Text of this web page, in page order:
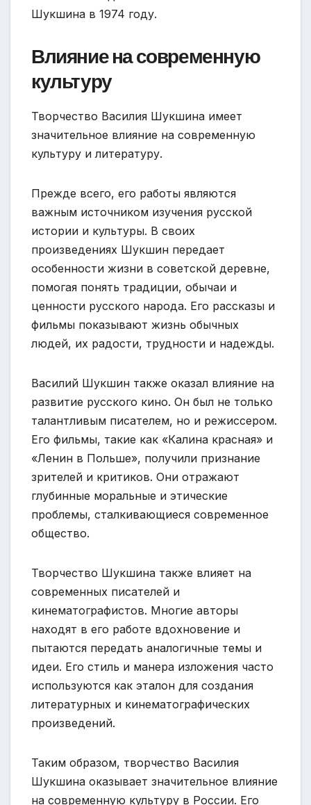
Шукшина в 1974 году.
Влияние на современную
культуру
Творчество Василия Шукшина имеет
значительное влияние на современную
культуру и литературу.
Прежде всего, его работы являются
важным источником изучения русской
истории и культуры. В своих
произведениях Шукшин передает
особенности жизни в советской деревне,
помогая понять традиции, обычаи и
ценности русского народа. Его рассказы и
фильмы показывают жизнь обычных
людей, их радости, трудности и надежды.
Василий Шукшин также оказал влияние на
развитие русского кино. Он был не только
талантливым писателем, но и режиссером.
Его фильмы, такие как «Калина красная» и
«Ленин в Польше», получили признание
зрителей и критиков. Они отражают
глубинные моральные и этические
проблемы, сталкивающиеся современное
общество.
Творчество Шукшина также влияет на
современных писателей и
кинематографистов. Многие авторы
находят в его работе вдохновение и
пытаются передать аналогичные темы и
идеи. Его стиль и манера изложения часто
используются как эталон для создания
литературных и кинематографических
произведений.
Таким образом, творчество Василия
Шукшина оказывает значительное влияние
на современную культуру в России. Его